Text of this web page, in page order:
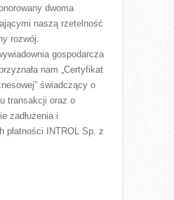
dwoma
naszą rzetelność
rozwój.
gospodarcza
nam „Certyfikat
świadczący o
transakcji oraz o
zadłużenia i
płatności INTROL Sp. z